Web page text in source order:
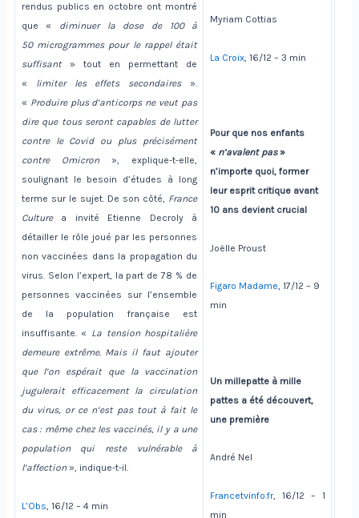
Myriam Cottias
La Croix, 16/12 – 3 min
Pour que nos enfants
« n’avalent pas»
n’importe quoi, former
leur esprit critique avant
10 ans devient crucial
Joëlle Proust
Figaro Madame, 17/12 – 9
min
Un millepatte à mille
pattes a été découvert,
une première
André Nel
Francetvinfo.fr, 16/12 – 1
min
rendus publics en octobre ont montré
que « diminuer la dose de 100 à
50 microgrammes pour le rappel était
suffisant» tout en permettant de
«
limiter les effets secondaires».
« Produire plus d’anticorps ne veut pas
dire que tous seront capables de lutter
contre le Covid ou plus précisément
contre Omicron», explique-t-elle,
soulignant le besoin d’études à long
terme sur le sujet. De son côté, France
Culturea invité Etienne Decroly à
détailler le rôle joué par les personnes
non vaccinées dans la propagation du
virus. Selon l’expert, la part de 78 % de
personnes vaccinées sur l’ensemble
de la population française est
insuffisante. « La tension hospitalière
demeure extrême. Mais il faut ajouter
que l’on espérait que la vaccination
jugulerait efficacement la circulation
du virus, or ce n’est pas tout à fait le
cas : même chez les vaccinés, il y a une
population qui reste vulnérable à
l’affection», indique-t-il.
L’Obs , 16/12 – 4 min